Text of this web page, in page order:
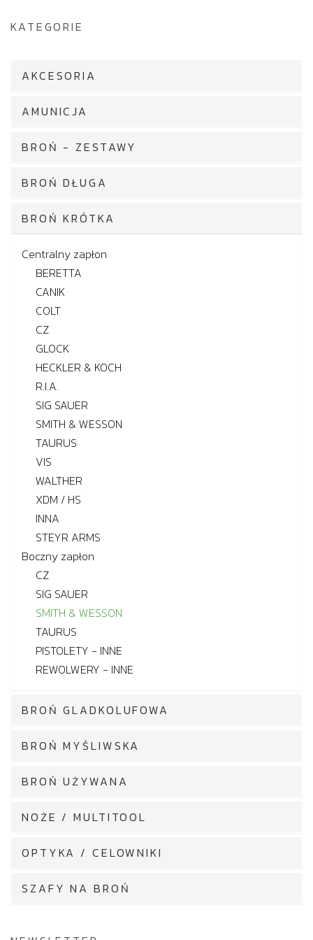
KATEGORIE
AKCESORIA
AMUNICJA
BROŃ - ZESTAWY
BROŃ DŁUGA
BROŃ KRÓTKA
Centralny zapłon
BERETTA
CANIK
COLT
CZ
GLOCK
HECKLER & KOCH
R.I.A.
SIG SAUER
SMITH & WESSON
TAURUS
VIS
WALTHER
XDM / HS
INNA
STEYR ARMS
Boczny zapłon
CZ
SIG SAUER
SMITH & WESSON
TAURUS
PISTOLETY - INNE
REWOLWERY - INNE
BROŃ GLADKOLUFOWA
BROŃ MYŚLIWSKA
BROŃ UŻYWANA
NOŻE / MULTITOOL
OPTYKA / CELOWNIKI
SZAFY NA BROŃ